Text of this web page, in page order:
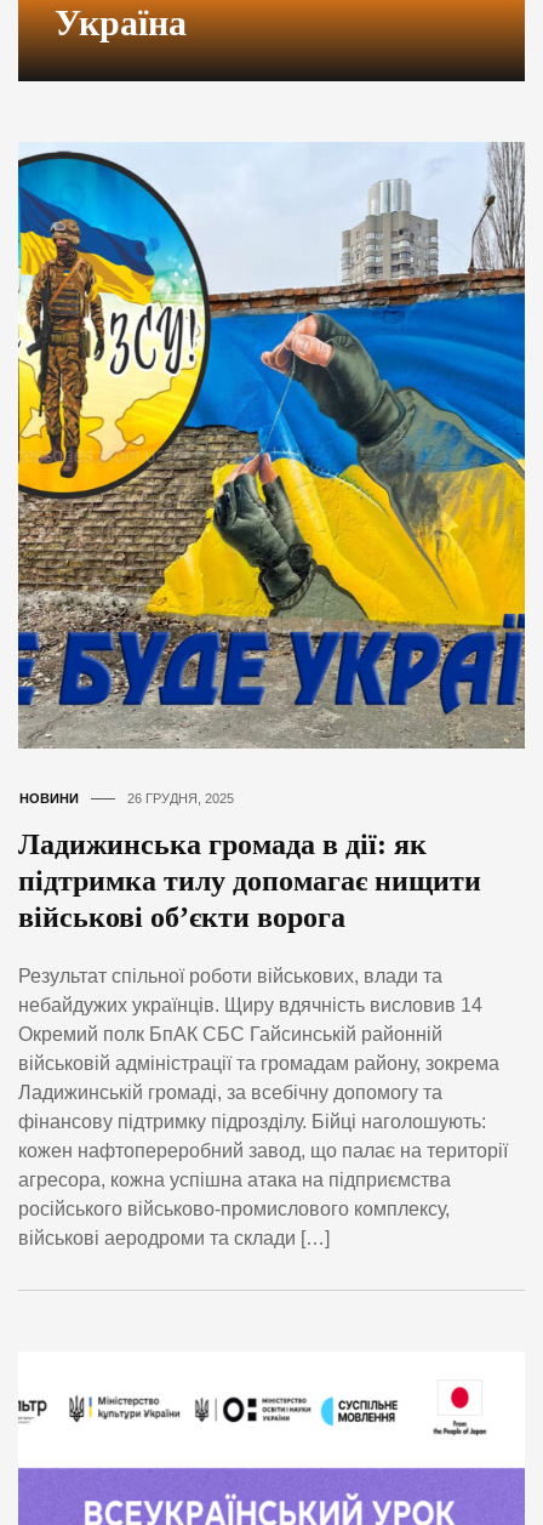
Україна
НОВИНИ 26 ГРУДНЯ, 2025
Ладижинська громада в дії: як
підтримка тилу допомагає нищити
військові об’єкти ворога
Результат спільної роботи військових, влади та
небайдужих українців. Щиру вдячність висловив 14
Окремий полк БпАК СБС Гайсинській районній
військовій адміністрації та громадам району, зокрема
Ладижинській громаді, за всебічну допомогу та
фінансову підтримку підрозділу. Бійці наголошують:
кожен нафтопереробний завод, що палає на території
агресора, кожна успішна атака на підприємства
російського військово-промислового комплексу,
військові аеродроми та склади […]